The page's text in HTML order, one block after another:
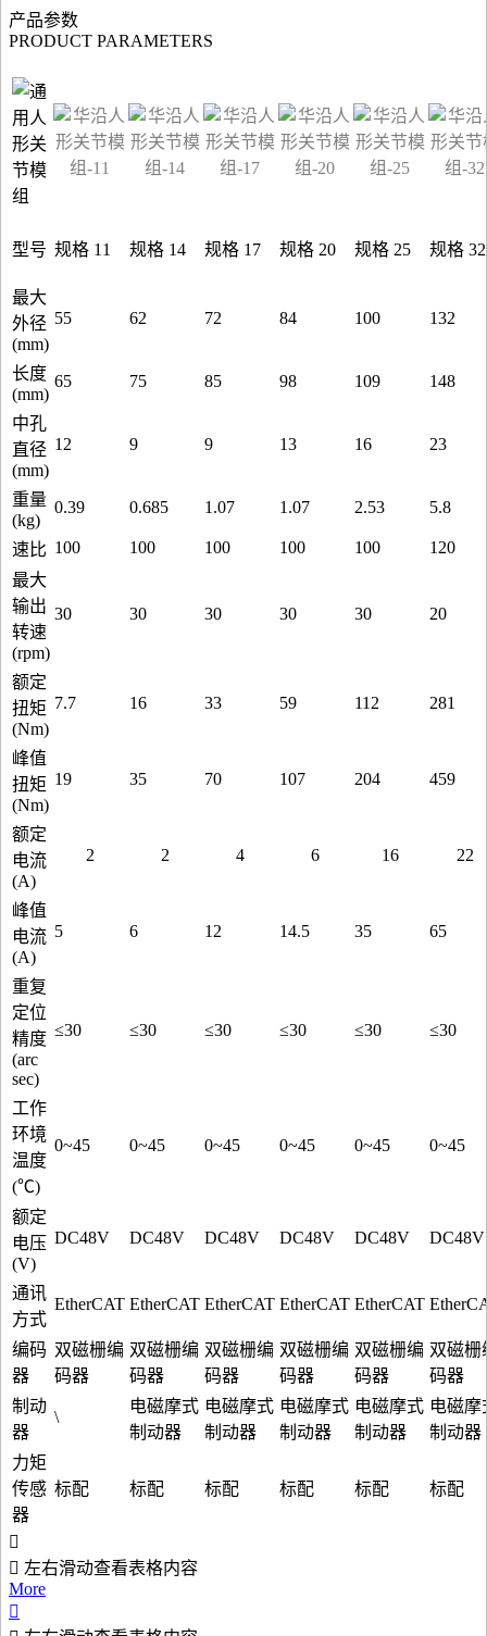
产品参数
PRODUCT PARAMETERS
型号 规格 11 规格 14 规格 17 规格 20 规格 25 规格 32
最大
外径
(mm)
55 62 72 84 100 132
长度
(mm)
65 75 85 98 109 148
中孔
直径
(mm)
12 9 9 13 16 23
重量
(kg)
0.39 0.685 1.07 1.07 2.53 5.8
速比 100 100 100 100 100
120
最大
输出
转速
(rpm)
30 30 30 30 30 20
额定
扭矩
(Nm)
7.7 16 33 59 112 281
峰值
扭矩
(Nm)
19 35 70 107 204 459
额定
电流
(A)
2 2 4 6 16 22
峰值
电流
(A)
5 6 12 14.5 35 65
重复
定位
精度
(arc
sec)
≤30 ≤30 ≤30 ≤30 ≤30 ≤30
工作
环境
温度
(℃)
0~45 0~45 0~45 0~45 0~45 0~45
额定
电压
(V)
DC48V DC48V DC48V DC48V DC48V DC48V
通讯
方式
EtherCAT EtherCAT EtherCAT EtherCAT EtherCAT
编码
器
双磁栅编
码器
双磁栅编
码器
双磁栅编
码器
双磁栅编
码器
双磁栅编
码器
双磁栅
码器
制动
器
\
电磁摩式
制动器
电磁摩式
制动器
电磁摩式
制动器
电磁摩式
制动器
电磁摩
制动器
力矩
传感
器
标配 标配 标配 标配 标配 标配
左右滑动查看表格内容
More